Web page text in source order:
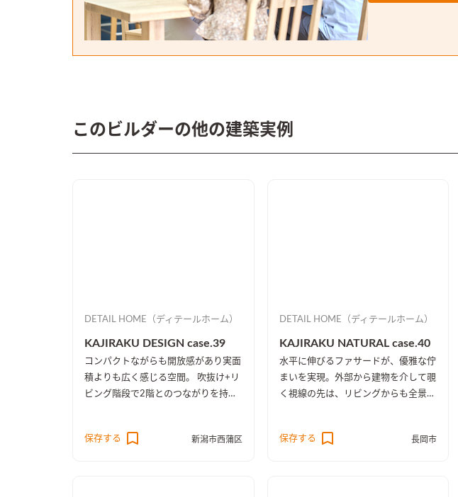
このビルダーの他の建築実例
DETAIL HOME（ディテールホーム）
KAJIRAKU DESIGN case.39
コンパクトながらも開放感があり実面
積よりも広く感じる空間。 吹抜け+リ
ビング階段で2階とのつながりを持た
より、1階・2階の一体感を演出しま
保存する 新潟市西蒲区
DETAIL HOME（ディテールホーム）
KAJIRAKU NATURAL case.40
水平に伸びるファサードが、優雅な佇
まいを実現。外部から建物を介して覗
く視線の先は、リビングからも全景を
た。
保存する 長岡市